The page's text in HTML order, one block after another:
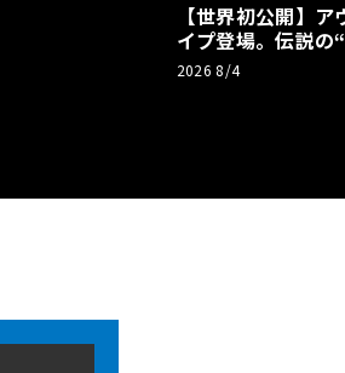
【世界初公開】
イプ登場。伝説の
リーBEVとして復
2026 8/4